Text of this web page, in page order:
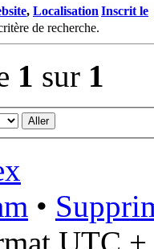
, Localisation Inscrit le
de recherche.
1 sur 1
•